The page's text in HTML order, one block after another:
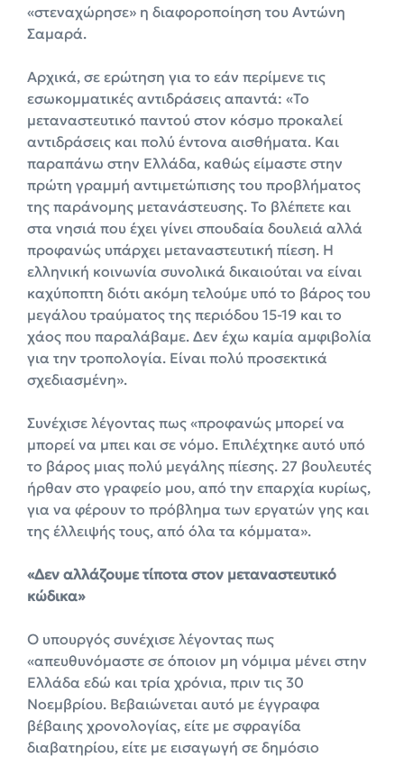
«στεναχώρησε» η διαφοροποίηση του Αντώνη
Σαμαρά.
Αρχικά, σε ερώτηση για το εάν περίμενε τις
εσωκομματικές αντιδράσεις απαντά: «Το
μεταναστευτικό παντού στον κόσμο προκαλεί
αντιδράσεις και πολύ έντονα αισθήματα. Και
παραπάνω στην Ελλάδα, καθώς είμαστε στην
πρώτη γραμμή αντιμετώπισης του προβλήματος
της παράνομης μετανάστευσης. Το βλέπετε και
στα νησιά που έχει γίνει σπουδαία δουλειά αλλά
προφανώς υπάρχει μεταναστευτική πίεση. Η
ελληνική κοινωνία συνολικά δικαιούται να είναι
καχύποπτη διότι ακόμη τελούμε υπό το βάρος του
μεγάλου τραύματος της περιόδου 15-19 και το
χάος που παραλάβαμε. Δεν έχω καμία αμφιβολία
για την τροπολογία. Είναι πολύ προσεκτικά
σχεδιασμένη».
Συνέχισε λέγοντας πως «προφανώς μπορεί να
μπορεί να μπει και σε νόμο. Επιλέχτηκε αυτό υπό
το βάρος μιας πολύ μεγάλης πίεσης. 27 βουλευτές
ήρθαν στο γραφείο μου, από την επαρχία κυρίως,
για να φέρουν το πρόβλημα των εργατών γης και
της έλλειψής τους, από όλα τα κόμματα».
«Δεν αλλάζουμε τίποτα στον μεταναστευτικό
κώδικα»
Ο υπουργός συνέχισε λέγοντας πως
«απευθυνόμαστε σε όποιον μη νόμιμα μένει στην
Ελλάδα εδώ και τρία χρόνια, πριν τις 30
Νοεμβρίου. Βεβαιώνεται αυτό με έγγραφα
βέβαιης χρονολογίας, είτε με σφραγίδα
διαβατηρίου, είτε με εισαγωγή σε δημόσιο